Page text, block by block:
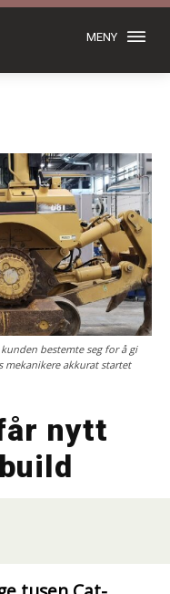
MENY
bestemte seg for å gi
mekanikere akkurat startet
nytt